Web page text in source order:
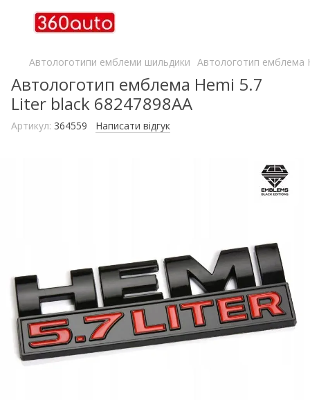
Автологотипи емблеми шильдики Автологотип емблема
Автологотип емблема Hemi 5.7
Liter black 68247898AA
Артикул: 364559 Написати відгук